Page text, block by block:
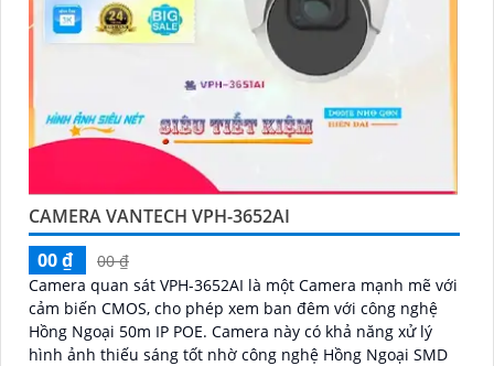
CAMERA VANTECH VPH-3652AI
00 ₫
00 ₫
Camera quan sát VPH-3652AI là một Camera mạnh mẽ với
cảm biến CMOS, cho phép xem ban đêm với công nghệ
Hồng Ngoại 50m IP POE. Camera này có khả năng xử lý
hình ảnh thiếu sáng tốt nhờ công nghệ Hồng Ngoại SMD